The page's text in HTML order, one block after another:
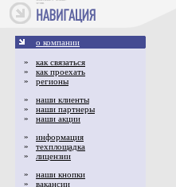
о компании
» как связаться
» как проехать
» регионы
» наши клиенты
» наши партнеры
» наши акции
» информация
» техплощадка
» лицензии
» наши кнопки
» вакансии